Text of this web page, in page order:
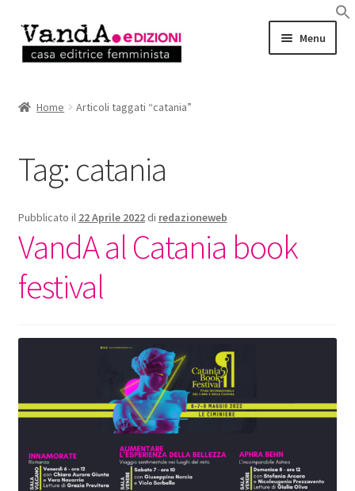
Vai
alla
Vai
al
Menu
AUTRICI e AUTORI
EVENTI
RASSEGNA STAMPA
CHI SIAMO
Home Articoli taggati “catania”
Tag: catania
Pubblicato il 22 Aprile 2022 di redazioneweb
VandA al Catania book
festival